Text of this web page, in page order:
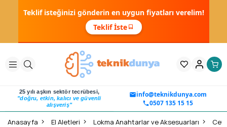
Teklif isteğinizi gönderin en uygun fiyatları verelim!
Teklif İste
25 yılı aşkın sektör tecrübesi,
"doğru, etkin, kalıcı ve güvenli
alışveriş"
info@teknikdunya.com
0507 135 15 15
Anasayfa El Aletleri Lokma Anahtarlar ve Aksesuarları